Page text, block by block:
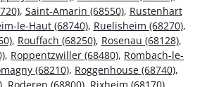
, Saint-Amarin (68550), Rustenhart
le-Haut (68740), Ruelisheim (68270),
, Rouffach (68250), Rosenau (68128),
, Roppentzwiller (68480), Rombach-le-
(68210), Roggenhouse (68740),